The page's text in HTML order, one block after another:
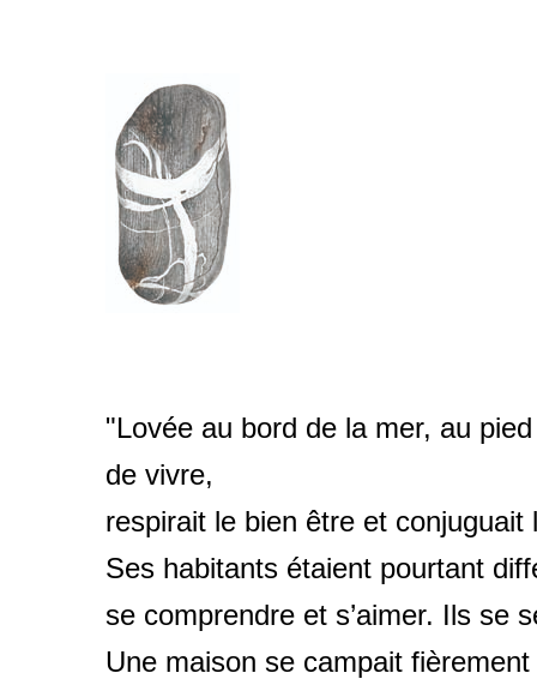
"Lovée au bord de la mer, au
de vivre,
respirait le bien être et
Ses habitants étaient pourtant
se comprendre et s’aimer. Ils se
Une maison se campait